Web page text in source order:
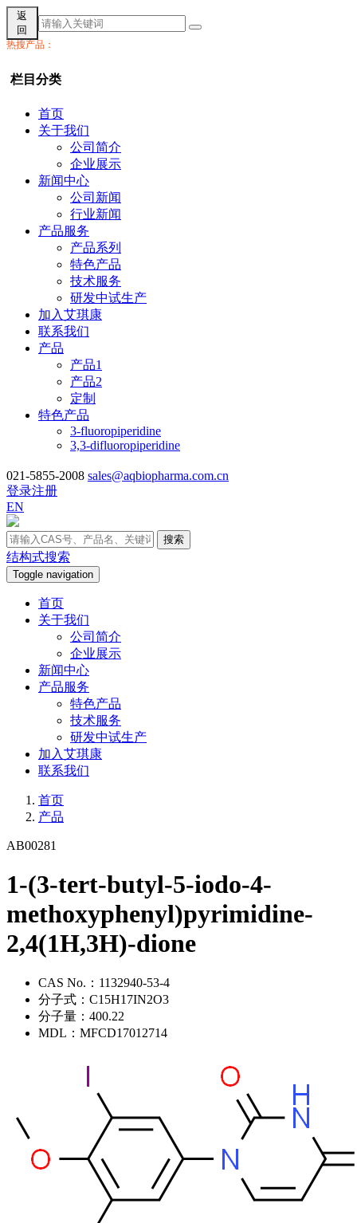
返
回
热搜产品：
栏目分类
首页
关于我们
公司简介
企业展示
新闻中心
公司新闻
行业新闻
产品服务
产品系列
特色产品
技术服务
研发中试生产
加入艾琪康
联系我们
产品
产品1
产品2
定制
特色产品
3-fluoropiperidine
3,3-difluoropiperidine
021-5855-2008 sales@aqbiopharma.com.cn
登录注册
EN
搜索
结构式搜索
Toggle navigation
首页
关于我们
公司简介
企业展示
新闻中心
产品服务
特色产品
技术服务
研发中试生产
加入艾琪康
联系我们
首页
产品
AB00281
1-(3-tert-butyl-5-iodo-4-
methoxyphenyl)pyrimidine-
2,4(1H,3H)-dione
CAS No.： 1132940-53-4
分子式： C15H17IN2O3
分子量： 400.22
MDL： MFCD17012714